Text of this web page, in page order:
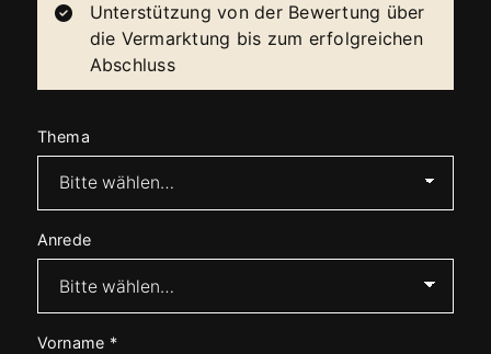
Unterstützung von der Bewertung über
die Vermarktung bis zum erfolgreichen
Abschluss
Thema
Anrede
Vorname *